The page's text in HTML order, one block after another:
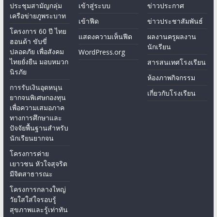
ประชุมสามัญกลุ่ม
เครือข่ายภูพระบาท
โครงการ 60 ปี ไทย
ฮอนด้า ขับขี่
ปลอดภัย เพื่อสังคม
ไทยยั่งยืน มอบหมวก
นิรภัย
การรับเงินอุดหนุน
ยากจนพิเศษกองทุน
เพื่อความเสมอภาค
ทางการศึกษาและ
ปัจจัยพื้นฐานสำหรับ
นักเรียนยากจน
โครงการค่าย
เยาวชน หัวใจสุจริต
มีจิตสาธารณะ
โครงการกลางใหญ่
วัยใสใส่ใจรอบรู้
สุขภาพและรู้เท่าทัน
เข้าสู่ระบบ
เข้าฟีด
แสดงความเห็นฟีด
WordPress.org
ข่าวประกาศ
ข่าวประชาสัมพันธ์
ผลงานครูผลงาน
นักเรียน
สารสนเทศโรงเรียน
ห้องภาพกิจกรรม
เกี่ยวกับโรงเรียน